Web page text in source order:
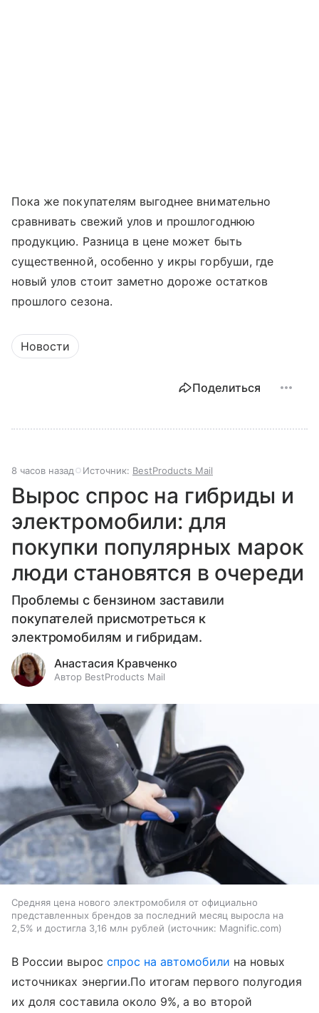
Пока же покупателям выгоднее внимательно
сравнивать свежий улов и прошлогоднюю
продукцию. Разница в цене может быть
существенной, особенно у икры горбуши, где
новый улов стоит заметно дороже остатков
прошлого сезона.
Новости
Поделиться
8 часов назад Источник: BestProducts Mail
Вырос спрос на гибриды и
электромобили: для
покупки популярных марок
люди становятся в очереди
Проблемы с бензином заставили
покупателей присмотреться к
электромобилям и гибридам.
Анастасия Кравченко
Автор BestProducts Mail
Средняя цена нового электромобиля от официально
представленных брендов за последний месяц выросла на
2,5% и достигла 3,16 млн рублей
источник: Magnific.com
В России вырос спрос на автомобили на новых
источниках энергии.По итогам первого полугодия
их доля составила около 9%, а во второй